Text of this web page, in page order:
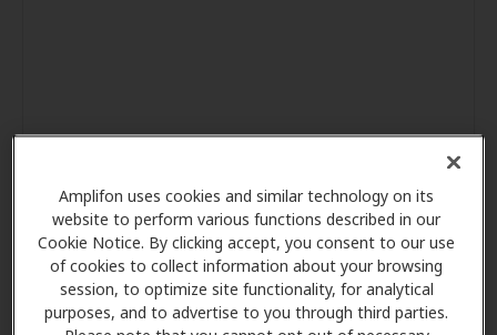
Amplifon uses cookies and similar technology on its
website to perform various functions described in our
Cookie Notice. By clicking accept, you consent to our use
of cookies to collect information about your browsing
session, to optimize site functionality, for analytical
purposes, and to advertise to you through third parties.